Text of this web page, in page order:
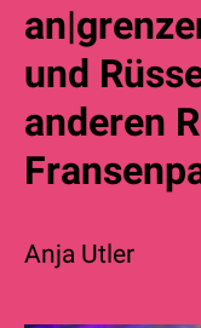
und
anderen
Anja Utler